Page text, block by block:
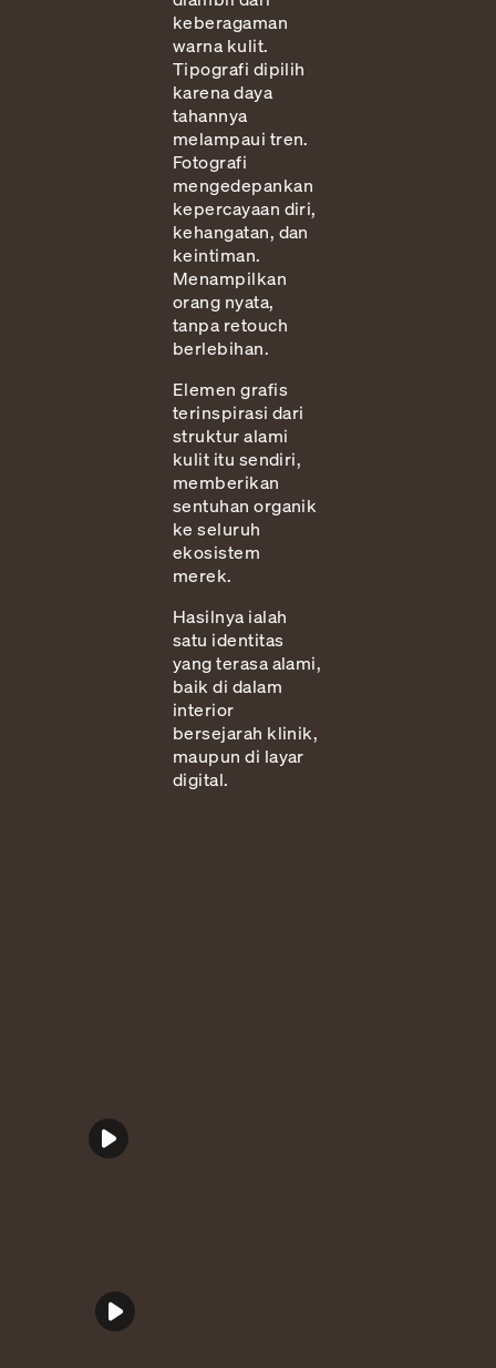
keberagaman
warna kulit.
Tipografi dipilih
karena daya
tahannya
melampaui tren.
Fotografi
mengedepankan
kepercayaan diri,
kehangatan, dan
keintiman.
Menampilkan
orang nyata,
tanpa retouch
berlebihan.
Elemen grafis
terinspirasi dari
struktur alami
kulit itu sendiri,
memberikan
sentuhan organik
ke seluruh
ekosistem
merek.
Hasilnya ialah
satu identitas
yang terasa alami,
baik di dalam
interior
bersejarah klinik,
maupun di layar
digital.